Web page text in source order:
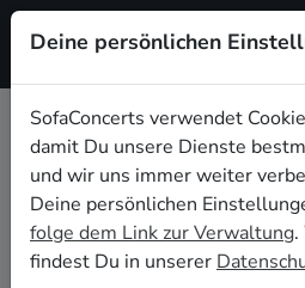
Live-Musik für die
Einweihungsparty
Du bist gerade in Deine neue
und möchtest jetzt die ersten
Deine persönlichen
SofaConcerts verwendet
damit Du unsere Dienste
und wir uns immer weiter
Deine persönlichen
folge dem Link zur Verwaltung
findest Du in unserer